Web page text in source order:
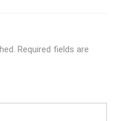
Required fields are